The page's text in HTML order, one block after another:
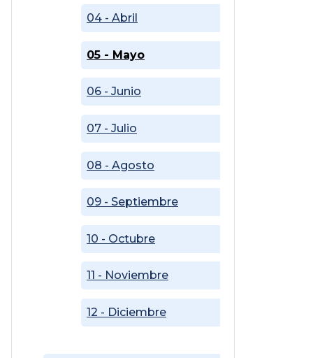
04 - Abril
05 - Mayo
06 - Junio
07 - Julio
08 - Agosto
09 - Septiembre
10 - Octubre
11 - Noviembre
12 - Diciembre